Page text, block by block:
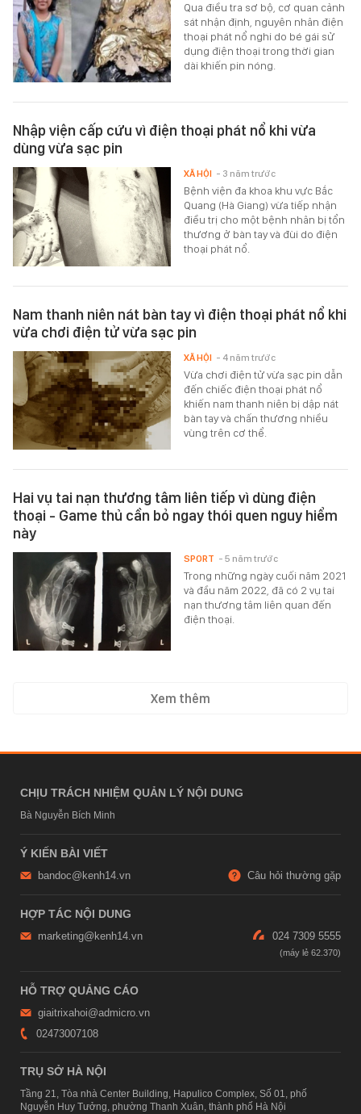
Qua điều tra sơ bộ, cơ quan cảnh
sát nhận định, nguyên nhân điện
thoại phát nổ nghi do bé gái sử
dụng điện thoại trong thời gian
dài khiến pin nóng.
Nhập viện cấp cứu vì điện thoại phát nổ khi vừa
dùng vừa sạc pin
Bệnh viện đa khoa khu vực Bắc
Quang (Hà Giang) vừa tiếp nhận
điều trị cho một bệnh nhân bị tổn
thương ở bàn tay và đùi do điện
thoại phát nổ.
XÃ HỘI - 3 năm trước
Nam thanh niên nát bàn tay vì điện thoại phát nổ khi
vừa chơi điện tử vừa sạc pin
Vừa chơi điện tử vừa sạc pin dẫn
đến chiếc điện thoại phát nổ
khiến nam thanh niên bị dập nát
bàn tay và chấn thương nhiều
vùng trên cơ thể.
XÃ HỘI - 4 năm trước
Hai vụ tai nạn thương tâm liên tiếp vì dùng điện
thoại - Game thủ cần bỏ ngay thói quen nguy hiểm
này
Trong những ngày cuối năm 2021
và đầu năm 2022, đã có 2 vụ tai
nạn thương tâm liên quan đến
điện thoại.
SPORT - 5 năm trước
Xem thêm
CHỊU TRÁCH NHIỆM QUẢN LÝ NỘI DUNG
Bà Nguyễn Bích Minh
Ý KIẾN BÀI VIẾT
bandoc@kenh14.vn Câu hỏi thường gặp
HỢP TÁC NỘI DUNG
marketing@kenh14.vn 024 7309 5555
HỖ TRỢ QUẢNG CÁO
giaitrixahoi@admicro.vn
02473007108
TRỤ SỞ HÀ NỘI
Tầng 21, Tòa nhà Center Building, Hapulico Complex, Số 01, phố
Nguyễn Huy Tưởng, phường Thanh Xuân, thành phố Hà Nội